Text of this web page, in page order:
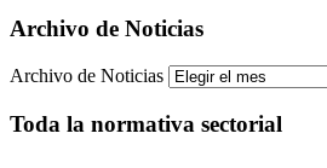
Archivo de Noticias
Archivo de Noticias
Toda la normativa sectorial